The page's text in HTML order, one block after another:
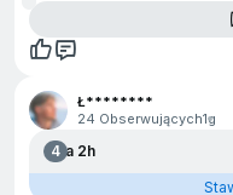
Ł********
24 Obserwujących1g
4Za 2h